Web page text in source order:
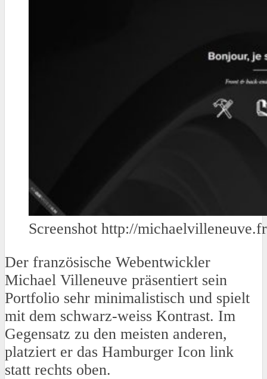
Screenshot http://michaelvilleneuve.fr
Der französische Webentwickler
Michael Villeneuve präsentiert sein
Portfolio sehr minimalistisch und spielt
mit dem schwarz-weiss Kontrast. Im
Gegensatz zu den meisten anderen,
platziert er das Hamburger Icon link
statt rechts oben.